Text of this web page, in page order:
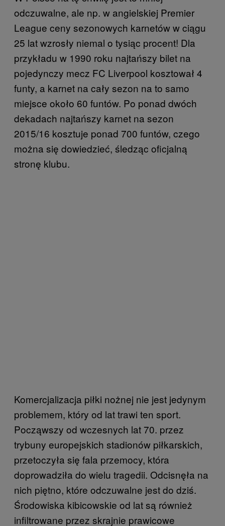
odczuwalne, ale np. w angielskiej Premier
League ceny sezonowych karnetów w ciągu
25 lat wzrosły niemal o tysiąc procent! Dla
przykładu w 1990 roku najtańszy bilet na
pojedynczy mecz FC Liverpool kosztował 4
funty, a karnet na cały sezon na to samo
miejsce około 60 funtów. Po ponad dwóch
dekadach najtańszy karnet na sezon
2015/16 kosztuje ponad 700 funtów, czego
można się dowiedzieć, śledząc oficjalną
stronę klubu.
Komercjalizacja piłki nożnej nie jest jedynym
problemem, który od lat trawi ten sport.
Począwszy od wczesnych lat 70. przez
trybuny europejskich stadionów piłkarskich,
przetoczyła się fala przemocy, która
doprowadziła do wielu tragedii. Odcisnęła na
nich piętno, które odczuwalne jest do dziś.
Środowiska kibicowskie od lat są również
infiltrowane przez skrajnie prawicowe